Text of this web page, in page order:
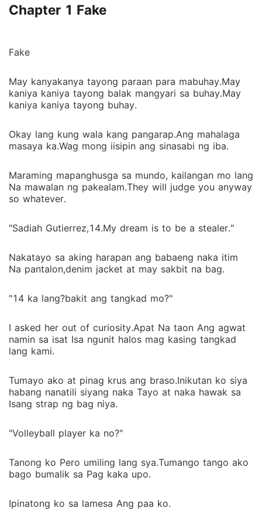
Chapter 1 Fake
Fake
May kanyakanya tayong paraan para mabuhay.May
kaniya kaniya tayong balak mangyari sa buhay.May
kaniya kaniya tayong buhay.
Okay lang kung wala kang pangarap.Ang mahalaga
masaya ka.Wag mong iisipin ang sinasabi ng iba.
Maraming mapanghusga sa mundo, kailangan mo lang
Na mawalan ng pakealam.They will judge you anyway
so whatever.
"Sadiah Gutierrez,14.My dream is to be a stealer."
Nakatayo sa aking harapan ang babaeng naka itim
Na pantalon,denim jacket at may sakbit na bag.
"14 ka lang?bakit ang tangkad mo?"
I asked her out of curiosity.Apat Na taon Ang agwat
namin sa isat Isa ngunit halos mag kasing tangkad
lang kami.
Tumayo ako at pinag krus ang braso.Inikutan ko siya
habang nanatili siyang naka Tayo at naka hawak sa
Isang strap ng bag niya.
"Volleyball player ka no?"
Tanong ko Pero umiling lang sya.Tumango tango ako
bago bumalik sa Pag kaka upo.
Ipinatong ko sa lamesa Ang paa ko.